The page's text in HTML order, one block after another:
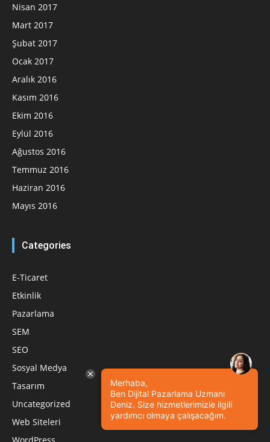
Nisan 2017
Mart 2017
Şubat 2017
Ocak 2017
Aralık 2016
Kasım 2016
Ekim 2016
Eylül 2016
Ağustos 2016
Temmuz 2016
Haziran 2016
Mayıs 2016
Categories
E-Ticaret
Etkinlik
Pazarlama
SEM
SEO
Sosyal Medya
Tasarım
Uncategorized
Web Siteleri
Merhaba,
Ben Dijital Pazarlama Uzmanı
Deniz. Size hizmetlerimizle ilgili
yardımcı olmaya çalışacağım.